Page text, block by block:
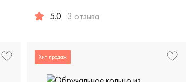
5.0 3 отзыва
Хит продаж